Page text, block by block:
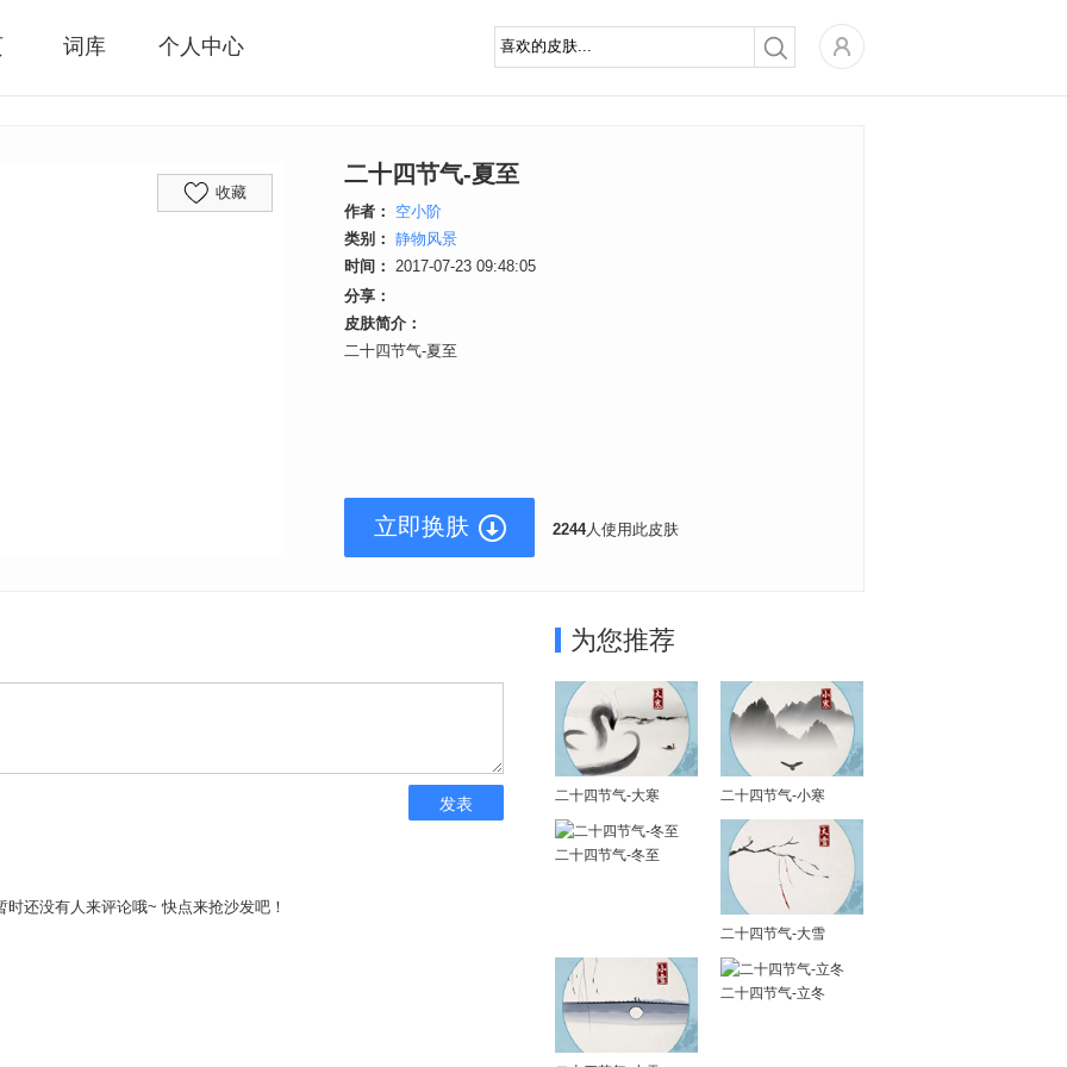
词库 个人中心
收藏
二十四节气-夏至
作者：
空小阶
类别： 静物风景
时间： 2017-07-23 09:48:05
分享：
皮肤简介：
二十四节气-夏至
立即换肤 2244人使用此皮肤
发表
时还没有人来评论哦~ 快点来抢沙发吧！
为您推荐
二十四节气-大寒 二十四节气-小寒
二十四节气-冬至
二十四节气-大雪
二十四节气-立冬